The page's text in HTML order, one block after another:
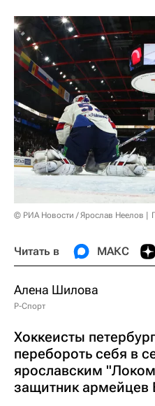
© РИА Новости / Ярослав Неелов
Читать в МАКС
Алена Шилова
Р-Спорт
Хоккеисты
перебороть себя в
ярославским
защитник армейцев